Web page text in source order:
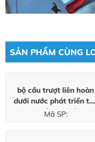
SẢN PHẨM CÙNG
bộ cầu trượt liên hoàn
dưới nước phát triển thể
chất cho trẻ
Mã SP: